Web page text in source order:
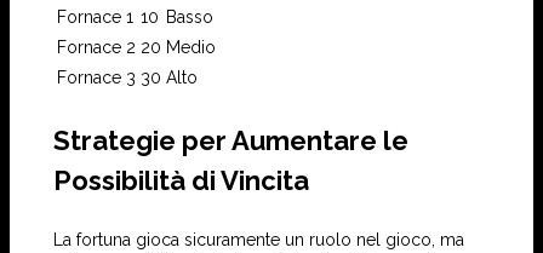
Fornace 1 10 Basso
Fornace 2 20 Medio
Fornace 3 30 Alto
Strategie per Aumentare le
Possibilità di Vincita
La fortuna gioca sicuramente un ruolo nel gioco, ma